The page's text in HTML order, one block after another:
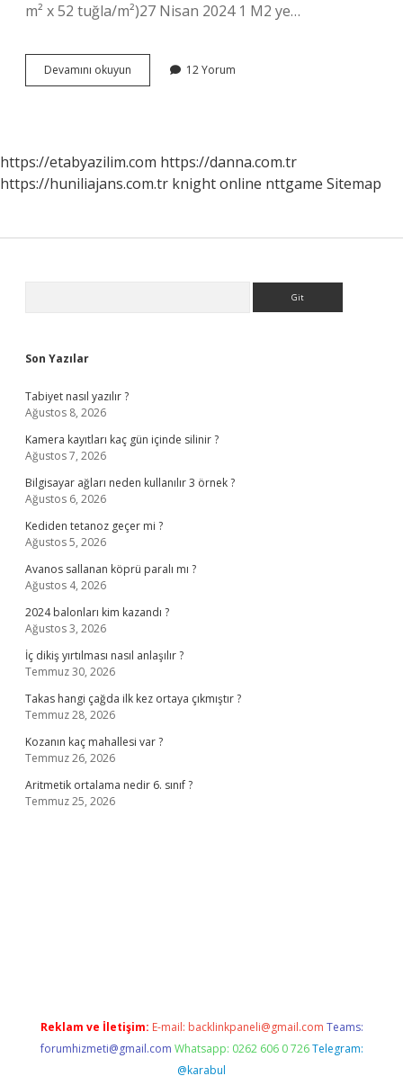
m² x 52 tuğla/m²)27 Nisan 2024 1 M2 ye…
Devamını okuyun
M2
Gider
12 Yorum
https://etabyazilim.com https://danna.com.tr
https://huniliajans.com.tr knight online nttgame Sitemap
Son Yazılar
Tabiyet nasıl yazılır ?
Ağustos 8, 2026
Kamera kayıtları kaç gün içinde silinir ?
Ağustos 7, 2026
Bilgisayar ağları neden kullanılır 3 örnek ?
Ağustos 6, 2026
Kediden tetanoz geçer mi ?
Ağustos 5, 2026
Avanos sallanan köprü paralı mı ?
Ağustos 4, 2026
2024 balonları kim kazandı ?
Ağustos 3, 2026
İç dikiş yırtılması nasıl anlaşılır ?
Temmuz 30, 2026
Takas hangi çağda ilk kez ortaya çıkmıştır ?
Temmuz 28, 2026
Kozanın kaç mahallesi var ?
Temmuz 26, 2026
Aritmetik ortalama nedir 6. sınıf ?
Temmuz 25, 2026
Reklam ve İletişim: E-mail: backlinkpaneli@gmail.com Teams:
forumhizmeti@gmail.com Whatsapp: 0262 606 0 726 Telegram:
@karabul